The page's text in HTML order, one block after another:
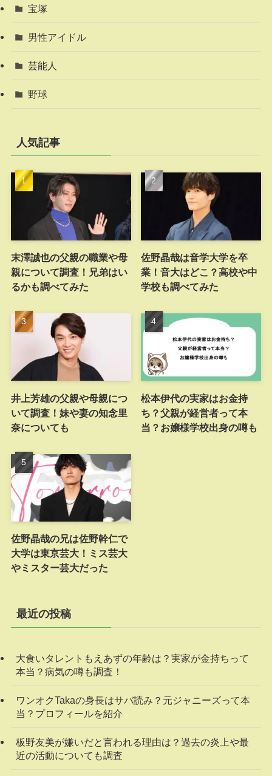
宝塚
男性アイドル
芸能人
野球
人気記事
末澤誠也の父親の職業や母
親について調査！兄弟はい
るかも調べてみた
佐野晶哉は音学大学を卒
業！音大はどこ？高校や中
学校も調べてみた
井上芳雄の父親や母親につ
いて調査！妹や妻の知念里
奈についても
松本伊代の実家はお金持
ち？父親が経営者って本
当？お嬢様学校出身の噂も
佐野晶哉の兄は佐野幹仁で
大学は東京芸大！ミス芸大
やミスター芸大だった
最近の投稿
大食いタレントもえあずの年齢は？実家が金持ちって
本当？病気の噂も調査！
ワンオクTakaの身長はサバ読み？元ジャニーズって本
当？プロフィールを紹介
板野友美が嫌いだと言われる理由は？過去の炎上や最
近の活動についても調査